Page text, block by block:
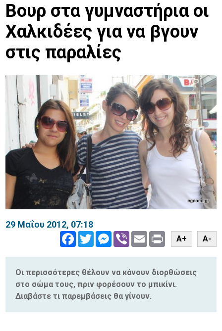
Βουρ στα γυμναστήρια οι
Χαλκιδέες για να βγουν
στις παραλίες
29 Μαΐου 2012, 07:18
FacebookTwitterMessenger
Viber Email PrintA+ A-
Οι περισσότερες θέλουν να κάνουν διορθώσεις
στο σώμα τους, πριν φορέσουν το μπικίνι.
Διαβάστε τι παρεμβάσεις θα γίνουν.